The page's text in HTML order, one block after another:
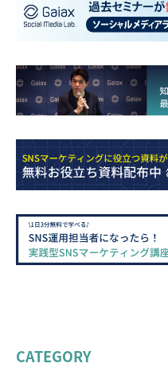
CATEGORY